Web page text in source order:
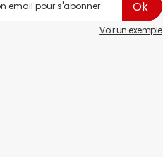
Voir un exemple